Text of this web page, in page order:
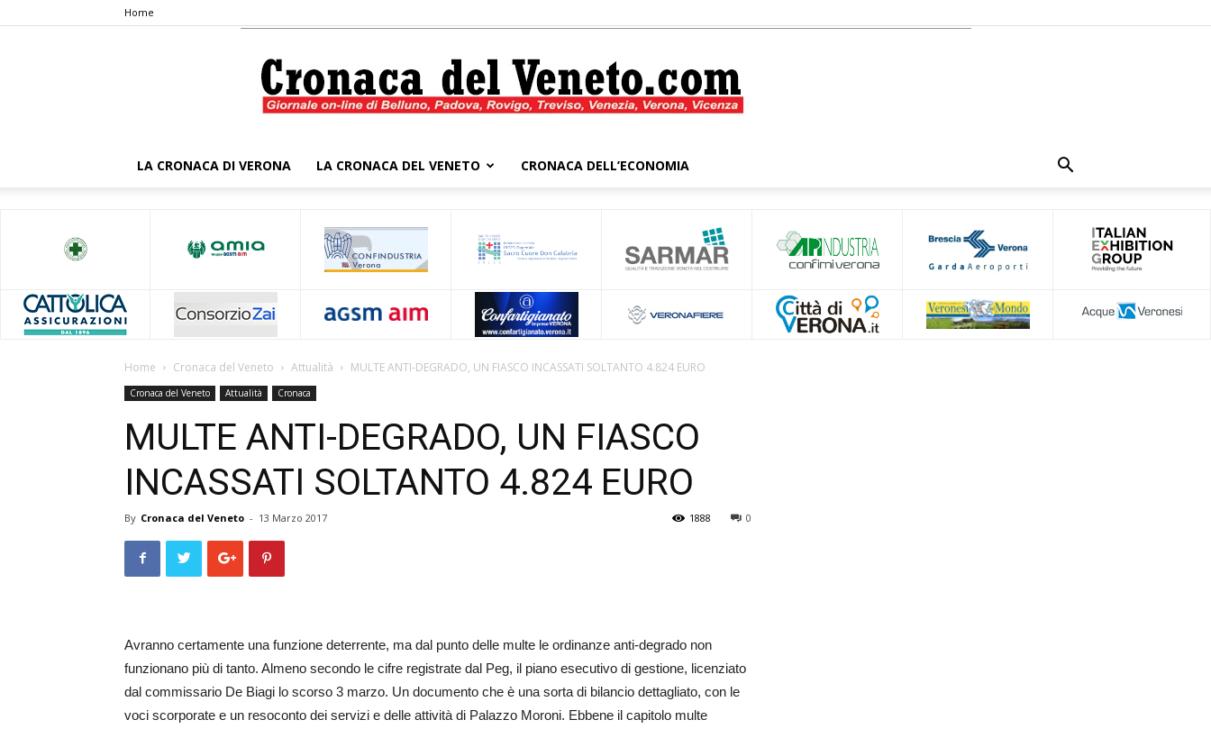
Home
Veneto
LA CRONACA DI VERONA LA CRONACA DEL VENETO CRONACA DELL’ECONOMIA
Home Cronaca del Veneto Attualità MULTE ANTI-DEGRADO, UN FIASCO INCASSATI SOLTANTO 4.824 EURO
Cronaca del Veneto Attualità Cronaca
MULTE ANTI-DEGRADO, UN FIASCO
INCASSATI SOLTANTO 4.824 EURO
By Cronaca del Veneto - 13 Marzo 2017 0
1888
Avranno certamente una funzione deterrente, ma dal punto delle multe le ordinanze anti-degrado non
funzionano più di tanto. Almeno secondo le cifre registrate dal Peg, il piano esecutivo di gestione, licenziato
dal commissario De Biagi lo scorso 3 marzo. Un documento che è una sorta di bilancio dettagliato, con le
voci scorporate e un resoconto dei servizi e delle attività di Palazzo Moroni. Ebbene il capitolo multe